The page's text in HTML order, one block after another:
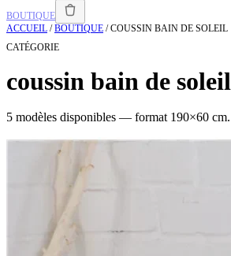
BOUTIQUE
ACCUEIL /BOUTIQUE /COUSSIN BAIN DE SOLEIL
CATÉGORIE
coussin bain de soleil
5 modèles disponibles — format 190×60 cm.